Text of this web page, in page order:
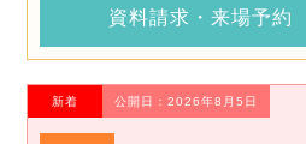
資料請求・来場予約
新着 公開日：2026年8月5日